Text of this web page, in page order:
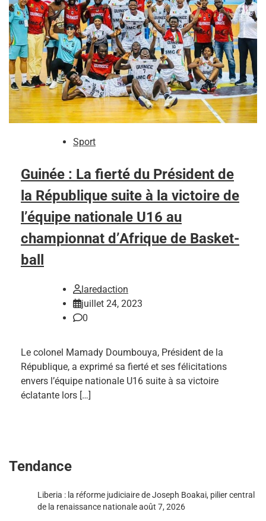
Sport
Guinée : La fierté du Président de
la République suite à la victoire de
l’équipe nationale U16 au
championnat d’Afrique de Basket-
ball
laredaction
juillet 24, 2023
0
Le colonel Mamady Doumbouya, Président de la
République, a exprimé sa fierté et ses félicitations
envers l’équipe nationale U16 suite à sa victoire
éclatante lors […]
Tendance
Liberia : la réforme judiciaire de Joseph Boakai, pilier central
de la renaissance nationaleaoût 7, 2026